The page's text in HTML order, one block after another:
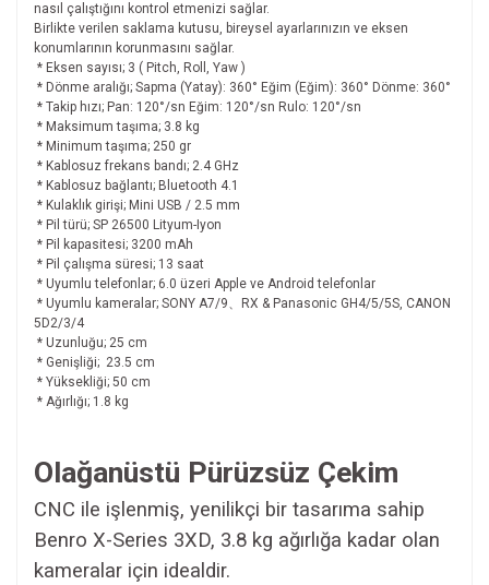
nasıl çalıştığını kontrol etmenizi sağlar.
Birlikte verilen saklama kutusu, bireysel ayarlarınızın ve eksen
konumlarının korunmasını sağlar.
* Eksen sayısı; 3 ( Pitch, Roll, Yaw )
* Dönme aralığı; Sapma (Yatay): 360° Eğim (Eğim): 360° Dönme: 360°
* Takip hızı; Pan: 120°/sn Eğim: 120°/sn Rulo: 120°/sn
* Maksimum taşıma; 3.8 kg
* Minimum taşıma; 250 gr
* Kablosuz frekans bandı; 2.4 GHz
* Kablosuz bağlantı; Bluetooth 4.1
* Kulaklık girişi; Mini USB / 2.5 mm
* Pil türü; SP 26500 Lityum-Iyon
* Pil kapasitesi; 3200 mAh
* Pil çalışma süresi; 13 saat
* Uyumlu telefonlar; 6.0 üzeri Apple ve Android telefonlar
* Uyumlu kameralar; SONY A7/9、RX & Panasonic GH4/5/5S, CANON
5D2/3/4
* Uzunluğu; 25 cm
* Genişliği; 23.5 cm
* Yüksekliği; 50 cm
* Ağırlığı; 1.8 kg
Olağanüstü Pürüzsüz Çekim
CNC ile işlenmiş, yenilikçi bir tasarıma sahip
Benro X-Series 3XD, 3.8 kg ağırlığa kadar olan
kameralar için idealdir.